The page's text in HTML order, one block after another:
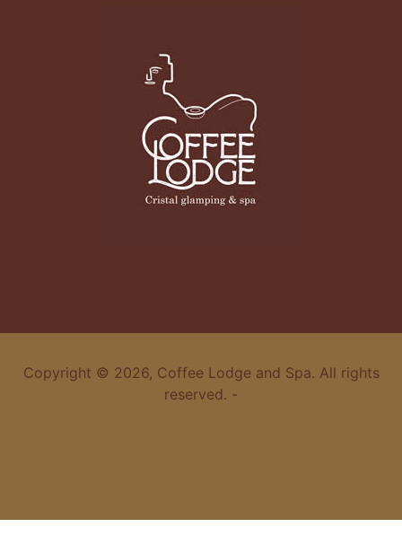
Copyright © 2026, Coffee Lodge and Spa. All rights
reserved. -